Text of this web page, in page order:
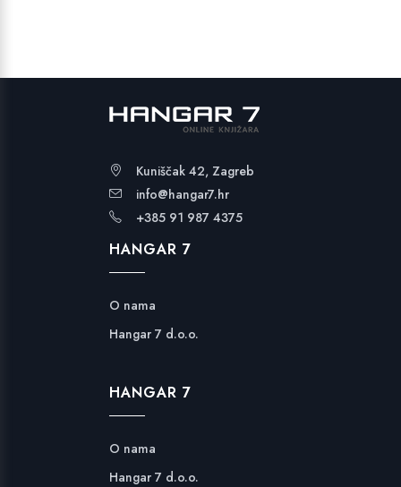
Kuniščak 42, Zagreb
info@hangar7.hr
+385 91 987 4375
HANGAR 7
O nama
Hangar 7 d.o.o.
HANGAR 7
O nama
Hangar 7 d.o.o.